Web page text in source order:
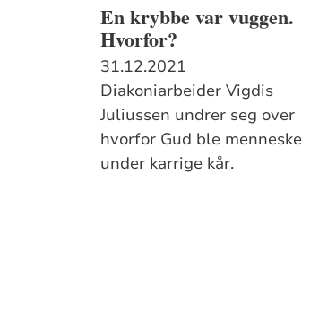
En krybbe var vuggen.
Hvorfor?
31.12.2021
Diakoniarbeider Vigdis
Juliussen undrer seg over
hvorfor Gud ble menneske
under karrige kår.